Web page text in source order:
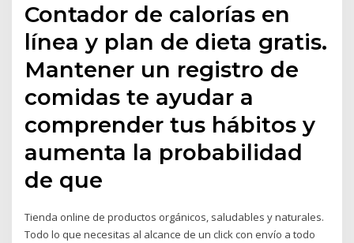
Contador de calorías en
línea y plan de dieta gratis.
Mantener un registro de
comidas te ayudar a
comprender tus hábitos y
aumenta la probabilidad
de que
Tienda online de productos orgánicos, saludables y naturales.
Todo lo que necesitas al alcance de un click con envío a todo